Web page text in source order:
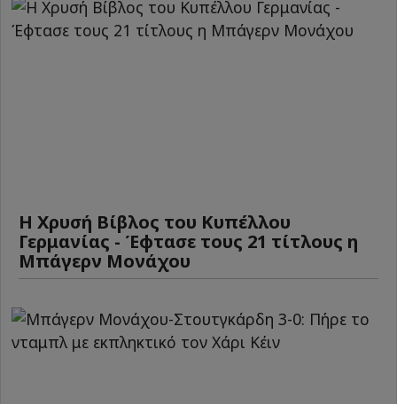
Η Χρυσή Βίβλος του Κυπέλλου
Γερμανίας - Έφτασε τους 21 τίτλους η
Μπάγερν Μονάχου